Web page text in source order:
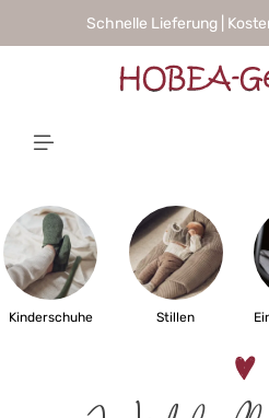
springenSchnelle Lieferung |
Kinderschuhe Stillen